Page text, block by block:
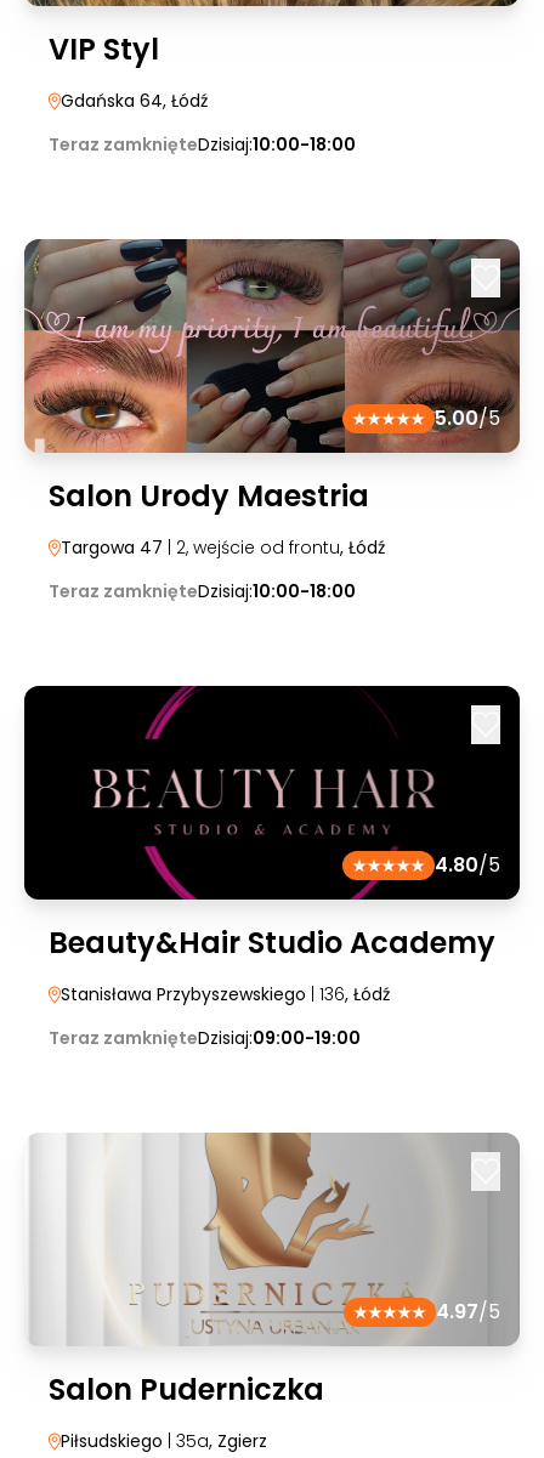
VIP Styl
Gdańska 64, Łódź
Teraz zamknięteDzisiaj:10:00-18:00
5.00/5
Salon Urody Maestria
Targowa 47 | 2, wejście od frontu, Łódź
Teraz zamknięteDzisiaj:10:00-18:00
4.80/5
Beauty&Hair Studio Academy
Stanisława Przybyszewskiego | 136, Łódź
Teraz zamknięteDzisiaj:09:00-19:00
4.97/5
Salon Puderniczka
Piłsudskiego | 35a, Zgierz